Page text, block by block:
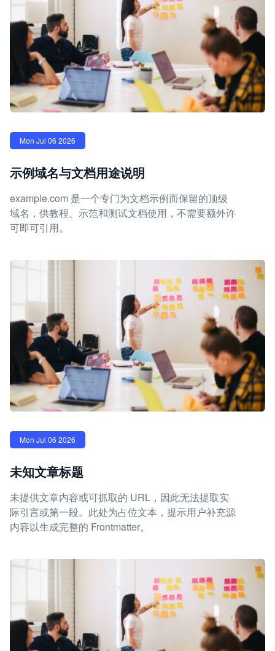
Mon Jul 06 2026
示例域名与文档用途说明
example.com 是一个专门为文档示例而保留的顶级
域名，供教程、示范和测试文档使用，不需要额外许
可即可引用。
Mon Jul 06 2026
未知文章标题
未提供文章内容或可抓取的 URL，因此无法提取实
际引言或第一段。此处为占位文本，提示用户补充源
内容以生成完整的 Frontmatter。